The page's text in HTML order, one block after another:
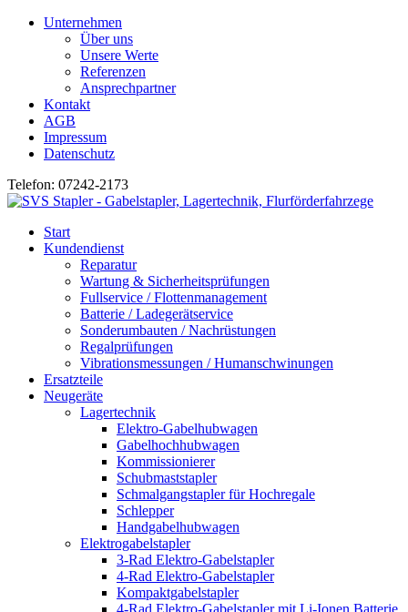
Unternehmen
Über uns
Unsere Werte
Referenzen
Ansprechpartner
Kontakt
AGB
Impressum
Datenschutz
Telefon: 07242-2173
Start
Kundendienst
Reparatur
Wartung & Sicherheitsprüfungen
Fullservice / Flottenmanagement
Batterie / Ladegerätservice
Sonderumbauten / Nachrüstungen
Regalprüfungen
Vibrationsmessungen / Humanschwinungen
Ersatzteile
Neugeräte
Lagertechnik
Elektro-Gabelhubwagen
Gabelhochhubwagen
Kommissionierer
Schubmaststapler
Schmalgangstapler für Hochregale
Schlepper
Handgabelhubwagen
Elektrogabelstapler
3-Rad Elektro-Gabelstapler
4-Rad Elektro-Gabelstapler
Kompaktgabelstapler
4-Rad Elektro-Gabelstapler mit Li-Ionen Batterie